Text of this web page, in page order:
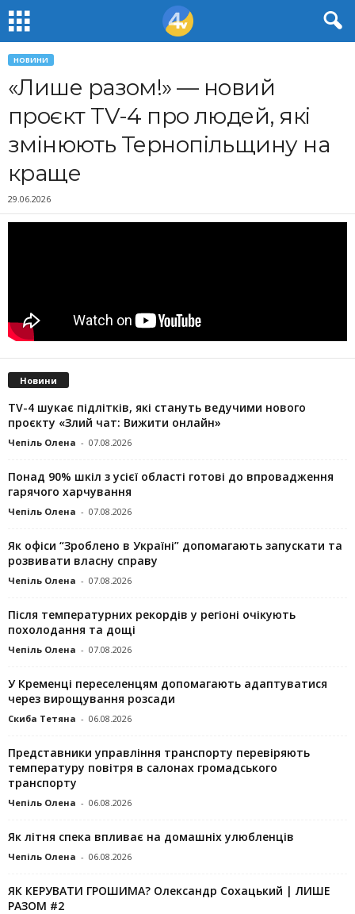
НОВИНИ
«Лише разом!» — новий
проєкт TV-4 про людей, які
змінюють Тернопільщину на
краще
29.06.2026
Новини
TV-4 шукає підлітків, які стануть ведучими нового
проєкту «Злий чат: Вижити онлайн»
Чепіль Олена - 07.08.2026
Понад 90% шкіл з усієї області готові до впровадження
гарячого харчування
Чепіль Олена - 07.08.2026
Як офіси “Зроблено в Україні” допомагають запускaти та
розвивати власну справу
Чепіль Олена - 07.08.2026
Після температурних рекордів у регіоні очікують
похолодання та дощі
Чепіль Олена - 07.08.2026
У Кременці переселенцям допомагають адаптуватися
через вирощування розсади
Скиба Тетяна - 06.08.2026
Представники управління транспорту перевіряють
температуру повітря в салонах громадського
транспорту
Чепіль Олена - 06.08.2026
Як літня спека впливає на домашніх улюбленців
Чепіль Олена - 06.08.2026
ЯК КЕРУВАТИ ГРОШИМА? Олександр Сохацький | ЛИШЕ
РАЗОМ #2